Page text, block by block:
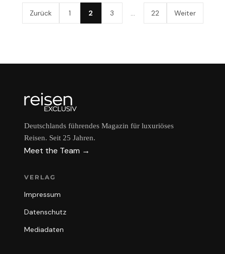
Zurück 1 2 3 22 Weiter
Deutschlands führendes Magazin für luxuriöses
Reisen. Seit 25 Jahren.
Meet the Team →
VERLAG
Impressum
Datenschutz
Mediadaten